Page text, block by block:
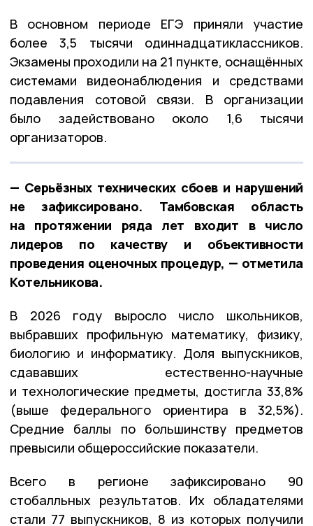
В основном периоде ЕГЭ приняли участие
более 3,5 тысячи одиннадцатиклассников.
Экзамены проходили на 21 пункте, оснащённых
системами видеонаблюдения и средствами
подавления сотовой связи. В организации
было задействовано около 1,6 тысячи
организаторов.
— Серьёзных технических сбоев и нарушений
не зафиксировано. Тамбовская область
на протяжении ряда лет входит в число
лидеров по качеству и объективности
проведения оценочных процедур, — отметила
Котельникова.
В 2026 году выросло число школьников,
выбравших профильную математику, физику,
биологию и информатику. Доля выпускников,
сдававших естественно-научные
и технологические предметы, достигла 33,8%
(выше федерального ориентира в 32,5%).
Средние баллы по большинству предметов
превысили общероссийские показатели.
Всего в регионе зафиксировано 90
стобалльных результатов. Их обладателями
стали 77 выпускников, 8 из которых получили